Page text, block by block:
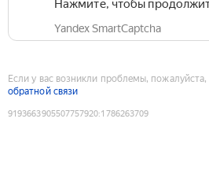
Нажмите, чтобы
Yandex SmartCaptcha
Если у вас возникли проблемы, пожалуйста,
обратной связи
9193663905507757920:1786263709